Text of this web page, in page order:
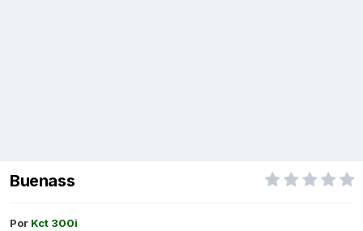
Buenass
Por Kct 300i